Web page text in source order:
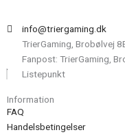
info@triergaming.dk
TrierGaming, Brobølvej
Fanpost: TrierGaming,
Listepunkt
Information
FAQ
Handelsbetingelser